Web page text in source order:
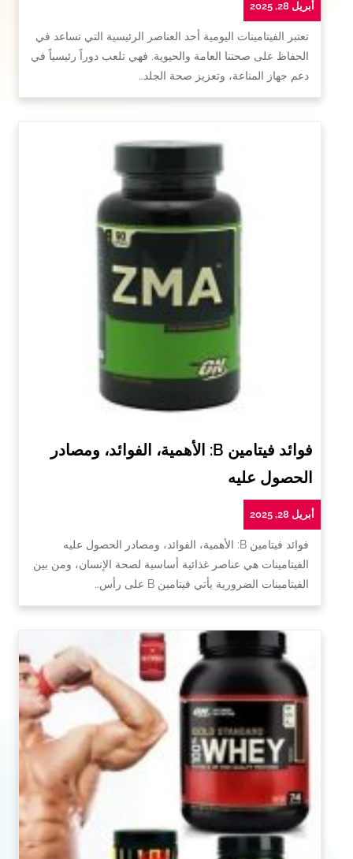
أبريل 28, 2025
تعتبر الفيتامينات اليومية أحد العناصر الرئيسية التي تساعد في
الحفاظ على صحتنا العامة والحيوية. فهي تلعب دوراً رئيسياً في
دعم جهاز المناعة، وتعزيز صحة الجلد…
فوائد فيتامين B: الأهمية، الفوائد، ومصادر
الحصول عليه
أبريل 28, 2025
فوائد فيتامين B: الأهمية، الفوائد، ومصادر الحصول عليه
الفيتامينات هي عناصر غذائية أساسية لصحة الإنسان، ومن بين
الفيتامينات الضرورية يأتي فيتامين B على رأس…